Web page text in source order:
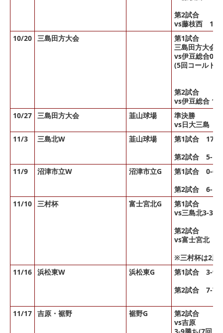
第2試合
vs藤枝西 1-
10/20 三島田方大会
第1試合
三島田方大会
vs伊豆総合0-
(5回コールド)
第2試合
vs伊豆総合
10/27 三島田方大会 韮山球場
準決勝
vs日大三島
11/3
三島北W 韮山球場
第1試合 17-2
第2試合 5-18
11/9
沼津市立W 沼津市立G
第1試合 0-6
第2試合 6-14
11/10 三村杯 富士宮北G
第1試合
vs三島北3-3引
第2試合
vs富士宮北
※三村杯は2勝
11/16 浜松東W 浜松東G
第1試合 3-9
第2試合 7-7
11/17 吉原・裾野 裾野G
第2試合
vs吉原